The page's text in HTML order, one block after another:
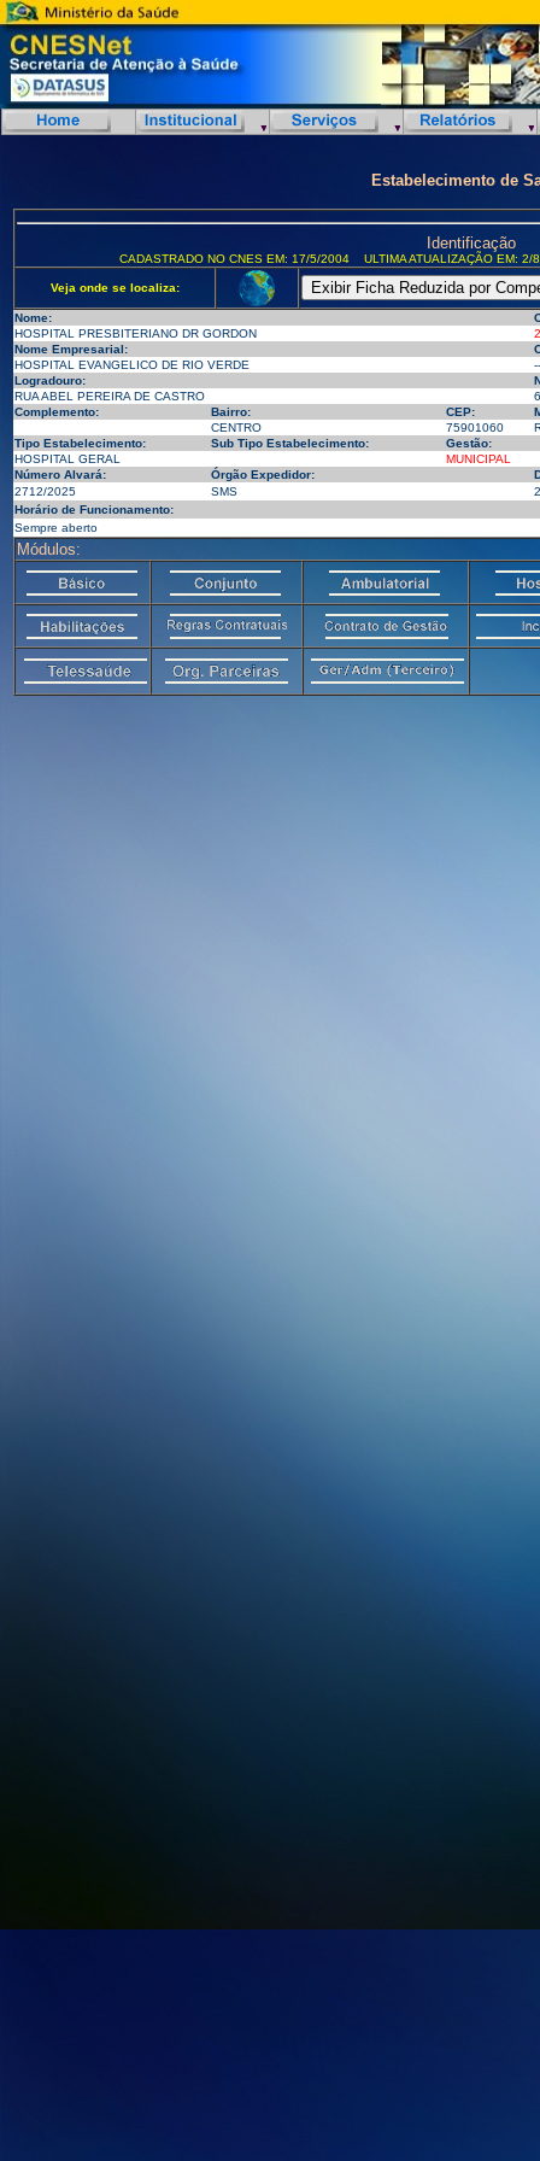
Estabelecimento de
Identificação
CADASTRADO NO CNES EM: 17/5/2004 ULTIMA ATUALIZAÇÃO EM:
Veja onde se localiza:
Nome:
HOSPITAL PRESBITERIANO DR GORDON
Nome Empresarial:
HOSPITAL EVANGELICO DE RIO VERDE
--
Logradouro:
RUA ABEL PEREIRA DE CASTRO
Complemento:
Bairro: CEP:
CENTRO
75901060
Tipo Estabelecimento:
Sub Tipo Estabelecimento:
Gestão:
HOSPITAL GERAL
MUNICIPAL
Número Alvará:
Órgão Expedidor:
2712/2025
SMS
Horário de Funcionamento:
Sempre aberto
Módulos: